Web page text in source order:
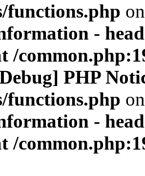
functions.php
-
/
PHP
functions.php
-
/